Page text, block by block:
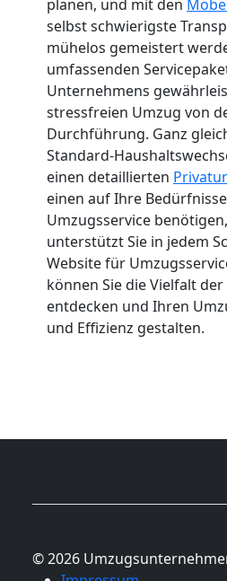
planen, und mit den
selbst schwierigste
mühelos gemeistert
umfassenden
Unternehmens
stressfreien Umzug von
Durchführung. Ganz
Standard-
einen detaillierten
einen auf Ihre
Umzugsservice
unterstützt Sie in jedem
Website für
können Sie die Vielfalt
entdecken und Ihren
und Effizienz gestalten.
© 2026